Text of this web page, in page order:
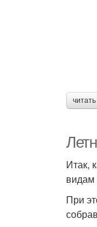
Итак,
видам
При